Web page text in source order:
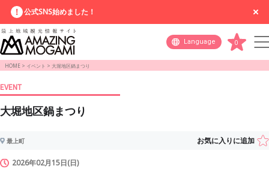
公式SNS始めました！
Language 0
HOME > イベント > 大堀地区鍋まつり
EVENT
大堀地区鍋まつり
最上町 お気に入りに追加
2026年02月15日(日)